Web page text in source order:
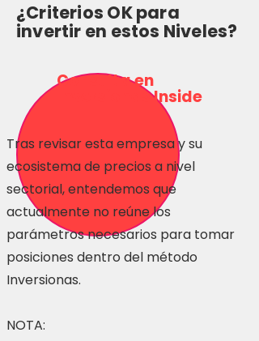
¿Criterios OK para
invertir en estos Niveles?
Consulta en
Inversionas Inside
Tras revisar esta empresa y su
ecosistema de precios a nivel
sectorial, entendemos que
actualmente no reúne los
parámetros necesarios para tomar
posiciones dentro del método
Inversionas.
NOTA: